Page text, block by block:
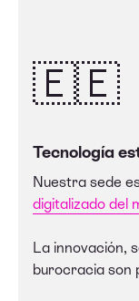
🇪🇪
Tecnología
Nuestra sede
digitalizado del
La innovación,
burocracia son